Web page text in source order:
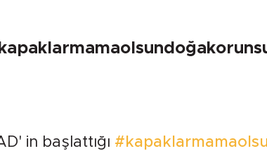
in başlattığı